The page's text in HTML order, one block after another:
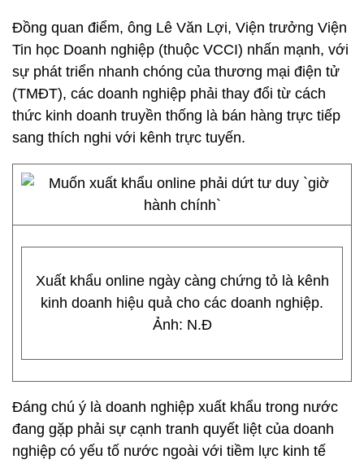
Đồng quan điểm, ông Lê Văn Lợi, Viện trưởng Viện
Tin học Doanh nghiệp (thuộc VCCI) nhấn mạnh, với
sự phát triển nhanh chóng của thương mại điện tử
(TMĐT), các doanh nghiệp phải thay đổi từ cách
thức kinh doanh truyền thống là bán hàng trực tiếp
sang thích nghi với kênh trực tuyến.
Xuất khẩu online ngày càng chứng tỏ là kênh
kinh doanh hiệu quả cho các doanh nghiệp.
Ảnh: N.Đ
Đáng chú ý là doanh nghiệp xuất khẩu trong nước
đang gặp phải sự cạnh tranh quyết liệt của doanh
nghiệp có yếu tố nước ngoài với tiềm lực kinh tế